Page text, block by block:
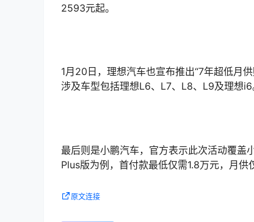
2593元起。
1月20日，理想汽车也宣布推出“7年超低月
涉及车型包括理想L6、L7、L8、L9及理想i6
最后则是小鹏汽车，官方表示此次活动覆
Plus版为例，首付款最低仅需1.8万元，月供
原文连接